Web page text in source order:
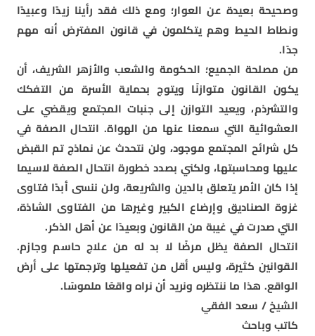
وصحيحة بعيدة عن العوار؛ ومع ذلك فقد رأينا زيدًا وعبيدًا
ونطاط الحيط وهم يتكلمون في قانون المفترض أنه مهم
جدًا.
من مصلحة الجميع؛ الحكومة والشعب والأزهر الشريف، أن
يكون القانون متوازنًا ويتوج بحماية الأسرة من التفكك
والتشرذم، ويعيد التوازن إلى جنبات المجتمع ويقضي على
العشوائية التي سمعنا عنها من الهواة. انتحال الصفة في
كل شرائح المجتمع موجود، ولن نتحدث عن نماذج تم القبض
عليها ومحاسبتها، ولكني بصدد خطورة انتحال الصفة لاسيما
إذا كان الأمر يتعلق بالدين والشريعة، ولن ننسى أبدًا فتاوى
غزوة الصناديق وإرضاع الكبير وغيرها من الفتاوى الشاذة،
التي صدرت في غيبة من القانون وبعيدًا عن أهل الذكر.
انتحال الصفة يظل مرضًا لا بد له من علاج حاسم وجازم.
القوانين كثيرة، وليس أقل من تفعيلها وترجمتها على أرض
الواقع. هذا ما ننتظره ونريد أن نراه واقعًا ملموسًا.
الشيخ / سعد الفقي
كاتب وباحث